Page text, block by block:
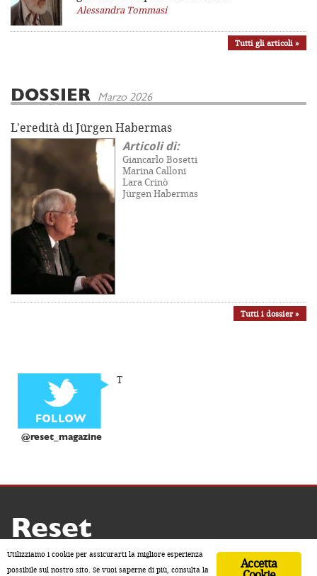
Alessandra Tommasi
Tutti gli articoli »
DOSSIER Marzo 2026
L'eredità di Jürgen Habermas
Articoli di:
Giancarlo Bosetti
Marina Calloni
Lara Crinò
Jürgen Habermas
Tutti i dossier »
@reset_magazine
T
Reset
Accetta
Utilizziamo i cookie per assicurarti la migliore esperienza
possibile sul nostro sito. Se vuoi saperne di più, consulta la